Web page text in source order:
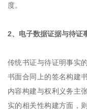
度。
2、电子数据证据与待证
传统书证与待证明事实
书面合同上的签名构建
内容构建与权利义务主
实的相关性构建方面，